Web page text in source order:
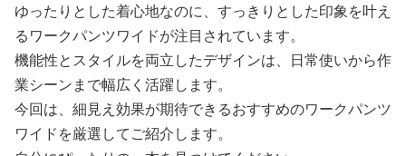
ゆったりとした着心地なのに、すっきりとした印象を叶え
るワークパンツワイドが注目されています。
機能性とスタイルを両立したデザインは、日常使いから作
業シーンまで幅広く活躍します。
今回は、細見え効果が期待できるおすすめのワークパンツ
ワイドを厳選してご紹介します。